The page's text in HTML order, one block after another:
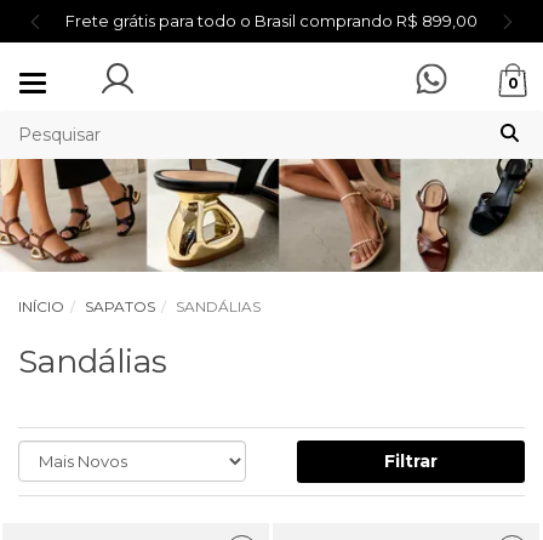
Frete grátis para todo o Brasil comprando R$ 899,00
Mudar
0
INÍCIO SAPATOS SANDÁLIAS
Sandálias
Filtrar